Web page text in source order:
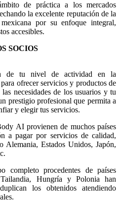
de práctica a los mercados
la excelente reputación de la
por su enfoque integral,
accesibles.
SOCIOS
de tu nivel de actividad en la
ofrecer servicios y productos de
necesidades de los usuarios y tu
prestigio profesional que permita a
y elegir tus servicios.
AI provienen de muchos países
a pagar por servicios de calidad,
Alemania, Estados Unidos, Japón,
completo procedentes de países
Hungría y Polonia han
los obtenidos atendiendo